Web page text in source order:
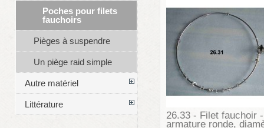
26.33 - Filet fauchoir -
armature ronde,
Poches pour filets
fauchoirs
Pièges à suspendre
Un piège raid simple
Autre matériel
Littérature